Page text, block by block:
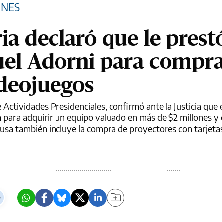
declaró que le
Adorni para
Presidenciales, confirmó ante la Justicia que
adquirir un equipo valuado en más de $2 millones y
también incluye la compra de proyectores con